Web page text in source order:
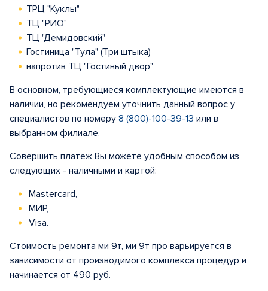
ТРЦ "Куклы"
ТЦ "РИО"
ТЦ "Демидовский"
Гостиница "Тула" (Три штыка)
напротив ТЦ "Гостиный двор"
В основном, требующиеся комплектующие имеются в
наличии, но рекомендуем уточнить данный вопрос у
специалистов по номеру 8 (800)-100-39-13 или в
выбранном филиале.
Совершить платеж Вы можете удобным способом из
следующих - наличными и картой:
Mastercard,
МИР,
Visa.
Стоимость ремонта ми 9т, ми 9т про варьируется в
зависимости от производимого комплекса процедур и
начинается от 490 руб.